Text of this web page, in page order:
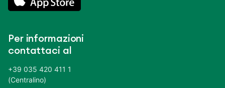
Per informazioni
contattaci al
+39 035 420 411 1
(Centralino)